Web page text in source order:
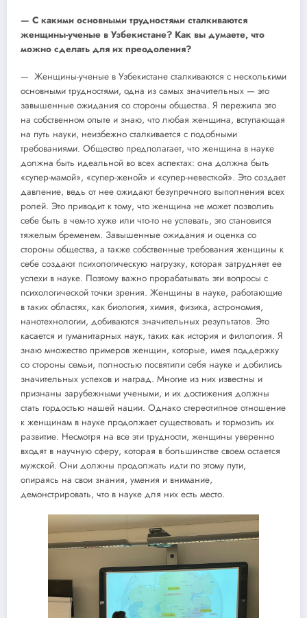
— С какими основными трудностями сталкиваются
женщины-ученые в Узбекистане? Как вы думаете, что
можно сделать для их преодоления?
— Женщины-ученые в Узбекистане сталкиваются с несколькими
основными трудностями, одна из самых значительных — это
завышенные ожидания со стороны общества. Я пережила это
на собственном опыте и знаю, что любая женщина, вступающая
на путь науки, неизбежно сталкивается с подобными
требованиями. Общество предполагает, что женщина в науке
должна быть идеальной во всех аспектах: она должна быть
«супер-мамой», «супер-женой» и «супер-невесткой». Это создает
давление, ведь от нее ожидают безупречного выполнения всех
ролей. Это приводит к тому, что женщина не может позволить
себе быть в чем-то хуже или что-то не успевать, это становится
тяжелым бременем. Завышенные ожидания и оценка со
стороны общества, а также собственные требования женщины к
себе создают психологическую нагрузку, которая затрудняет ее
успехи в науке. Поэтому важно прорабатывать эти вопросы с
психологической точки зрения. Женщины в науке, работающие
в таких областях, как биология, химия, физика, астрономия,
нанотехнологии, добиваются значительных результатов. Это
касается и гуманитарных наук, таких как история и филология. Я
знаю множество примеров женщин, которые, имея поддержку
со стороны семьи, полностью посвятили себя науке и добились
значительных успехов и наград. Многие из них известны и
признаны зарубежными учеными, и их достижения должны
стать гордостью нашей нации. Однако стереотипное отношение
к женщинам в науке продолжает существовать и тормозить их
развитие. Несмотря на все эти трудности, женщины уверенно
входят в научную сферу, которая в большинстве своем остается
мужской. Они должны продолжать идти по этому пути,
опираясь на свои знания, умения и внимание,
демонстрировать, что в науке для них есть место.